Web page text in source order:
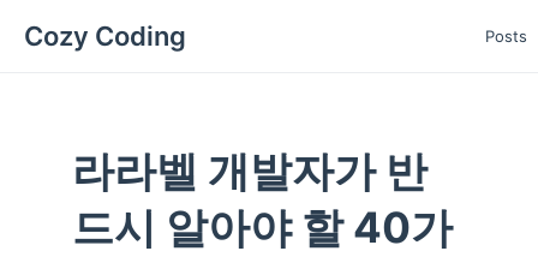
Cozy Coding Posts
라라벨 개발자가 반
드시 알아야 할 40가